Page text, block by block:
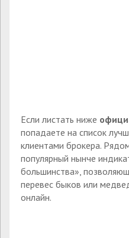
Если листать ниже
попадаете на список
клиентами брокера.
популярный нынче
большинства»,
перевес быков или
онлайн.